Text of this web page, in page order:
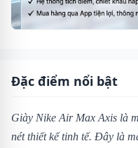
Đặc điểm nổi bật
Giày Nike Air Max Axis là
nét thiết kế tinh tế. Đây là